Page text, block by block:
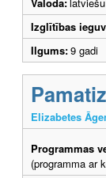
Izglītības
Ilgums:9 gadi
Elizabetes
Programmas
(programma ar